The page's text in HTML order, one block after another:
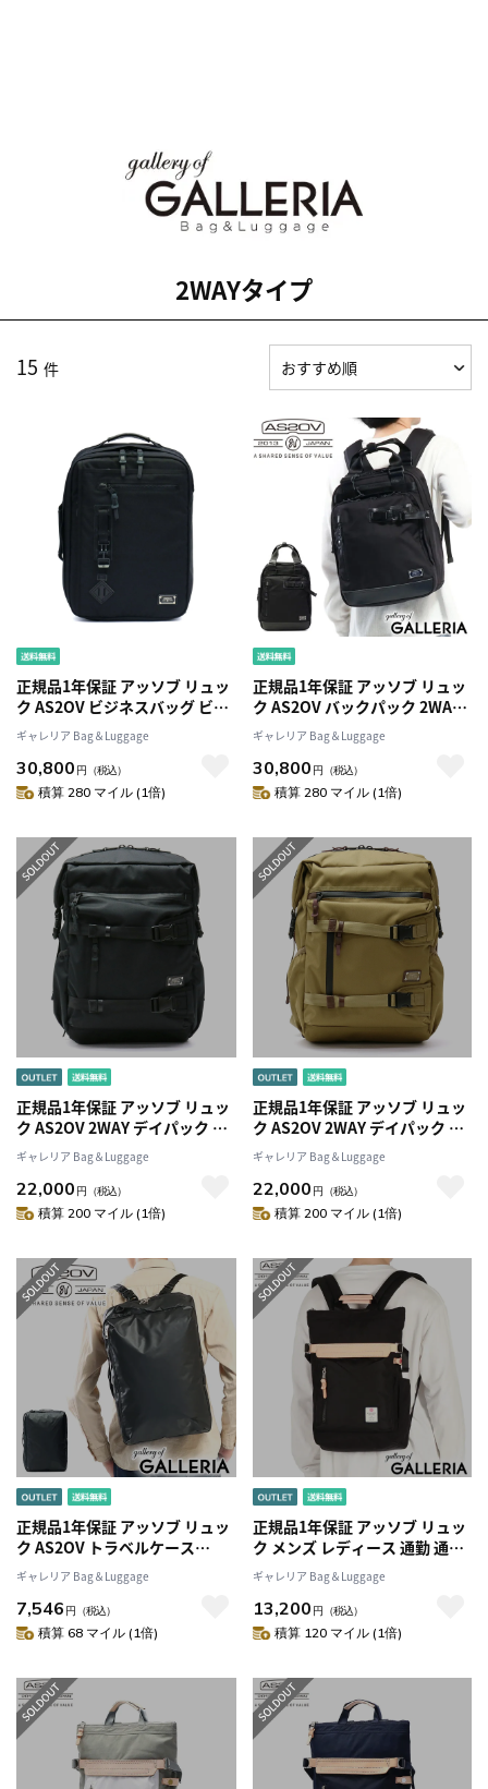
2WAYタイプ
15 件
正規品1年保証 アッソブ リュッ
ク AS2OV ビジネスバッグ ビジ
ネスリュック EXCLUSIVE
BALLISTIC
NYLON2WAYBACKPACK S バッ
クパック A4 通勤 メンズ
ギャレリア Bag＆Luggage
30,800 円 （税込）
積算 280 マイル (1倍)
正規品1年保証 アッソブ リュッ
ク AS2OV バックパック 2WAY
TOTE BACKPACK トートバッ
グ EXCLUSIVEBALLISTIC
NYLON 2WAY A4 通勤 メンズ
ASSOV 061323
ギャレリア Bag＆Luggage
30,800 円 （税込）
積算 280 マイル (1倍)
正規品1年保証 アッソブ リュッ
ク AS2OV 2WAY デイパック シ
ョルダーバッグ リュックサック
斜めがけ CORDURA
DOBBY305D メンズ ASSOV
061410
ギャレリア Bag＆Luggage
22,000 円 （税込）
積算 200 マイル (1倍)
正規品1年保証 アッソブ リュッ
ク AS2OV 2WAY デイパック シ
ョルダーバッグ リュックサック
斜めがけ CORDURA
DOBBY305D メンズ ASSOV
061410
ギャレリア Bag＆Luggage
22,000 円 （税込）
積算 200 マイル (1倍)
正規品1年保証 アッソブ リュッ
ク AS2OV トラベルケース
TRAVEL SERIES TRAVEL
CASE 3WAYリュックサックシ
ョルダー 肩掛け 旅行 バッグ メ
ンズ レディース ナイロン
ギャレリア Bag＆Luggage
7,546 円 （税込）
積算 68 マイル (1倍)
正規品1年保証 アッソブ リュッ
ク メンズ レディース 通勤 通学
軽量 おしゃれ AS2OV カジュア
ル レザー 大人 B4 A4 PC 16イン
チ 18L ナイロン バックパック
手持ち 薄マチ HIGHDENSITY
ギャレリア Bag＆Luggage
13,200 円 （税込）
積算 120 マイル (1倍)